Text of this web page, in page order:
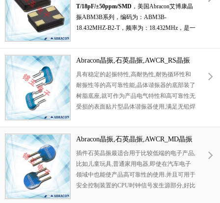
度范围：0℃至+70℃，
三态启用/禁用选项，
低电源电压3.3V，HCMOS和TTL兼容，
对称选项50% +/-5%，应用于：网络设备晶振
时钟信号源，低功耗应用。
T/18pF/±50ppm/SMD ， 美国Abracon艾博康晶
振ABM3B系列，编码为： ABM3B-
18.432MHZ-B2-T，频率为： 18.432MHz ，是一
石英晶体谐振器，SMD晶体，无源晶振，石英
晶体，无铅环保晶振，工作温度范围：-10℃至
+60℃。特征：基本的模式，适用于回流， 紧
密的稳定性，陶瓷封装和金属盖保证了高精度
和可靠性，接缝密封。超小型，轻薄型石英晶
体谐振器，应用于： 移动电话晶振，寻呼机，
Abracon晶振,石英晶振,AWCR_RS晶振
具有稳定的起振特性,高耐热性,耐热循环性和
耐振性等的高可靠性能,晶体谐振器的底部装了
树脂底座,就可作为产品电气特性和高可靠性无
受损的表面贴片型晶体谐振器使用,满足无铅焊
Abracon晶振,石英晶振,AWCR_MD晶振
插件石英晶振最适合用于比较低端的电子产品,
比如儿童玩具,普通家用电器,即使在汽车电子
领域中也能使产品高可靠性的使用.并且可用于
安全控制装置的CPU时钟信号发生源部分,好比